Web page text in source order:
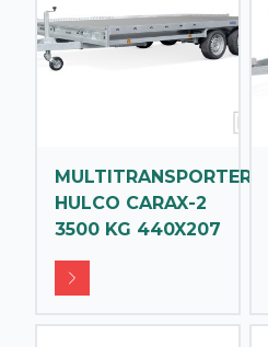
MULTITRANSPORTER
HULCO CARAX-2
3500 KG 440X207